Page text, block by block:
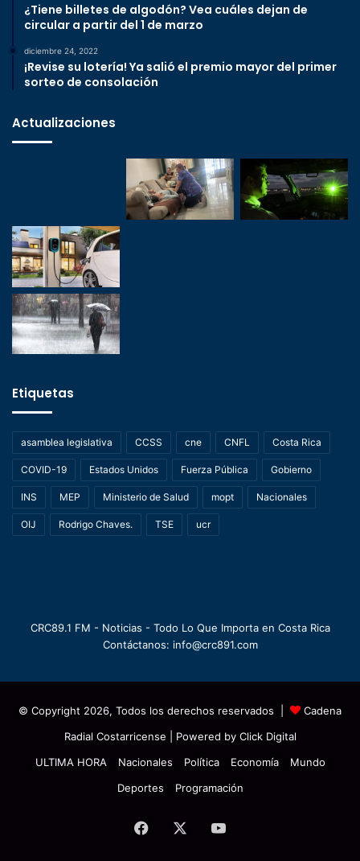
¿Tiene billetes de algodón? Vea cuáles dejan de
circular a partir del 1 de marzo
diciembre 24, 2022
¡Revise su lotería! Ya salió el premio mayor del primer
sorteo de consolación
Actualizaciones
Etiquetas
asamblea legislativa CCSS cne CNFL Costa Rica
COVID-19 Estados Unidos Fuerza Pública Gobierno
INS MEP Ministerio de Salud mopt Nacionales
OIJ Rodrigo Chaves. TSE ucr
CRC89.1 FM - Noticias - Todo Lo Que Importa en Costa Rica
Contáctanos: info@crc891.com
© Copyright 2026, Todos los derechos reservados |
Cadena
Radial Costarricense | Powered by Click Digital
ULTIMA HORA
Nacionales Política Economía
Mundo
Deportes
Programación
Facebook YouTube